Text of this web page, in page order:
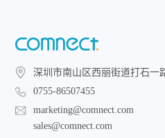
深圳市南山区西丽街道打石一
0755-86507455
marketing@comnect.com
sales@comnect.com